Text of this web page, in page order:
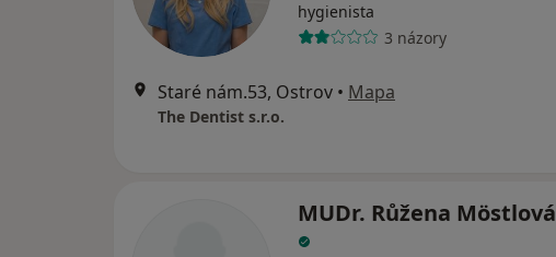
hygienista
3 názory
Staré nám.53, Ostrov • Mapa
The Dentist s.r.o.
MUDr. Růžena Möstlová